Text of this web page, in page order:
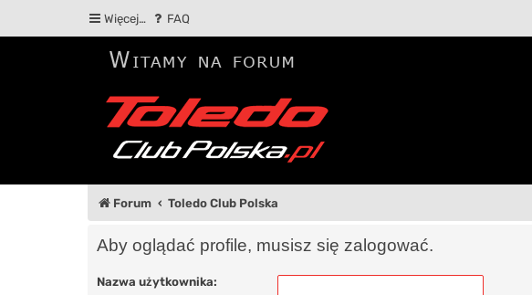
Więcej… FAQ
Forum Toledo Club Polska
Aby oglądać profile, musisz się zalogować.
Nazwa użytkownika: